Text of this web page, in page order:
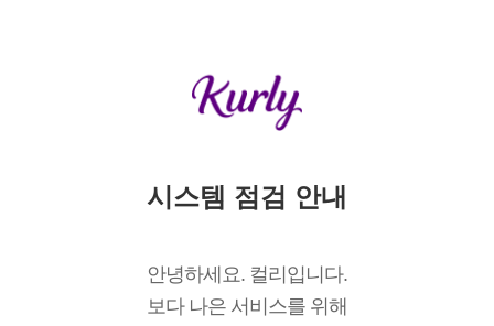
시스템 점검 안내
안녕하세요. 컬리입니다.
보다 나은 서비스를 위해